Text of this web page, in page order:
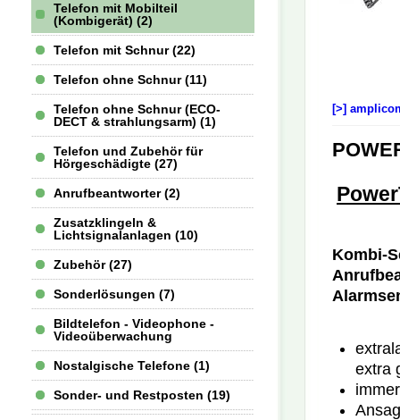
Telefon mit Mobilteil
(Kombigerät) (2)
Telefon mit Schnur (22)
Telefon ohne Schnur (11)
Telefon ohne Schnur (ECO-
DECT & strahlungsarm) (1)
Telefon und Zubehör für
Hörgeschädigte (27)
Anrufbeantworter (2)
Zusatzklingeln &
Lichtsignalanlagen (10)
Zubehör (27)
Sonderlösungen (7)
Bildtelefon - Videophone -
Videoüberwachung
Nostalgische Telefone (1)
Sonder- und Restposten (19)
[>]
Kombi-
extra